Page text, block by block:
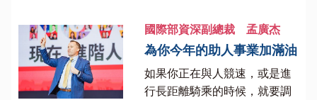
國際部資深副總裁 孟廣杰
為你今年的助人事業加滿油
如果你正在與人競速，或是進
行長距離騎乘的時候，就要調